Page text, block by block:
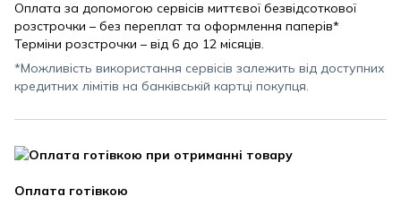
Оплата за допомогою сервісів миттєвої безвідсоткової
розстрочки – без переплат та оформлення паперів*
Терміни розстрочки – від 6 до 12 місяців.
*Можливість використання сервісів залежить від доступних
кредитних лімітів на банківській картці покупця.
Оплата готівкою